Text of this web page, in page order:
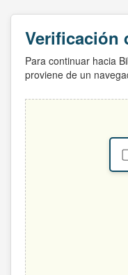
Verificación
Para continuar hacia
proviene de un